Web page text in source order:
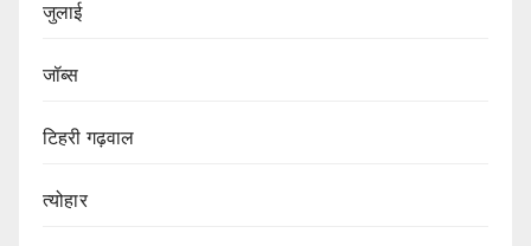
जुलाई
जॉब्स
टिहरी गढ़वाल
त्योहार